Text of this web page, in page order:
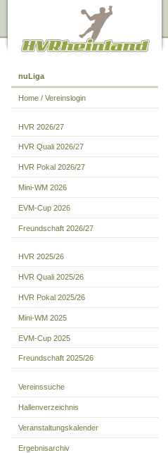
nuLiga
Home / Vereinslogin
HVR 2026/27
HVR Quali 2026/27
HVR Pokal 2026/27
Mini-WM 2026
EVM-Cup 2026
Freundschaft 2026/27
HVR 2025/26
HVR Quali 2025/26
HVR Pokal 2025/26
Mini-WM 2025
EVM-Cup 2025
Freundschaft 2025/26
Vereinssuche
Hallenverzeichnis
Veranstaltungskalender
Ergebnisarchiv